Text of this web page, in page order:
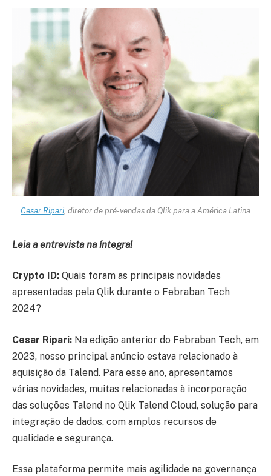
Cesar Ripari , diretor de pré-vendas da Qlik para a América Latina
Leia a entrevista na íntegra!
Crypto ID: Quais foram as principais novidades
apresentadas pela Qlik durante o Febraban Tech
2024?
Cesar Ripari: Na edição anterior do Febraban Tech, em
2023, nosso principal anúncio estava relacionado à
aquisição da Talend. Para esse ano, apresentamos
várias novidades, muitas relacionadas à incorporação
das soluções Talend no Qlik Talend Cloud, solução para
integração de dados, com amplos recursos de
qualidade e segurança.
Essa plataforma permite mais agilidade na governança